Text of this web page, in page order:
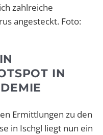
zahlreiche
angesteckt. Foto:
IN
Ermittlungen zu den
in Ischgl liegt nun ein